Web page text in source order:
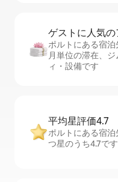
ゲストに人⁠気⁠
ポルトにある宿泊
月単位の滞在、
ィ・設備です
平均星評価4.7
ポルトにある宿
つ星のうち4.7です